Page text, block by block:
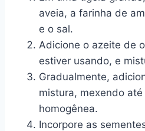
aveia, a farinha de
e o sal.
Adicione o azeite de
estiver usando, e
Gradualmente,
mistura, mexendo
homogênea.
Incorpore as